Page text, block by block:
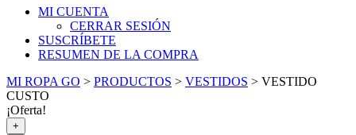
MI CUENTA
CERRAR SESIÓN
SUSCRÍBETE
RESUMEN DE LA COMPRA
MI ROPA GO > PRODUCTOS > VESTIDOS > VESTIDO
CUSTO
¡Oferta!
+